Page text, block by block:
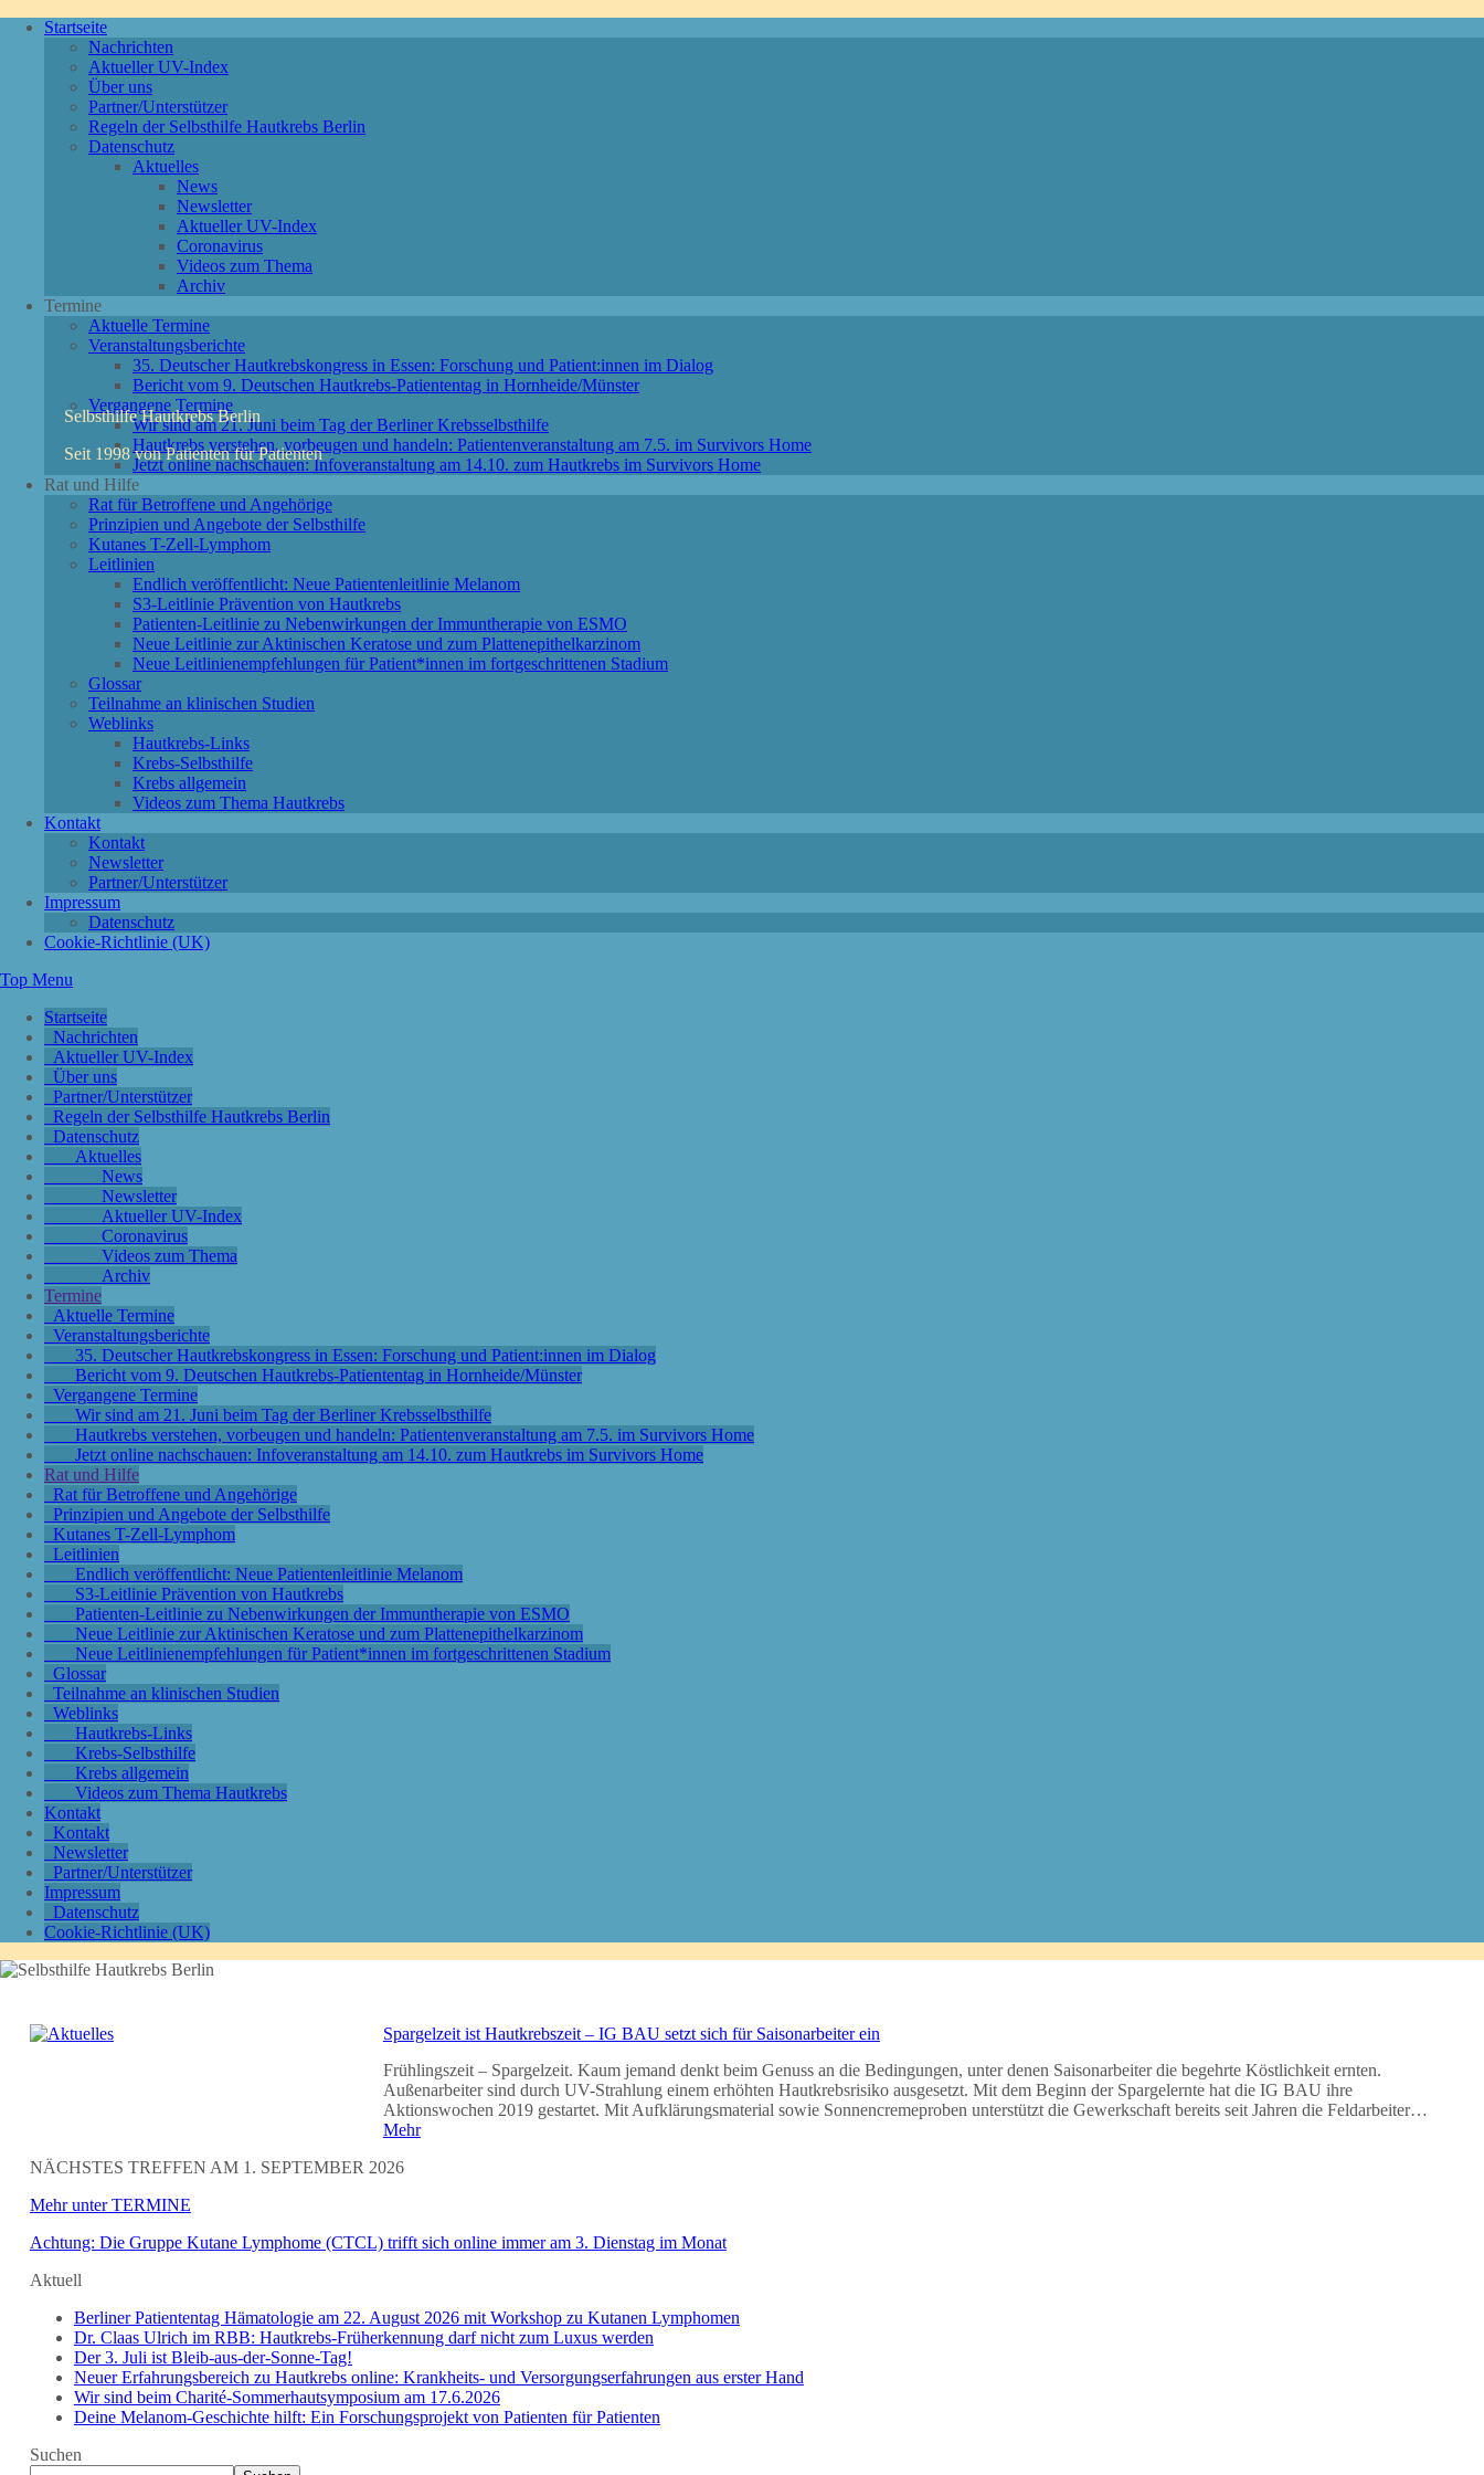
Startseite
Nachrichten
Aktueller UV-Index
Über uns
Partner/Unterstützer
Regeln der Selbsthilfe Hautkrebs Berlin
Datenschutz
Aktuelles
News
Newsletter
Aktueller UV-Index
Coronavirus
Videos zum Thema
Archiv
Termine
Aktuelle Termine
Veranstaltungsberichte
35. Deutscher Hautkrebskongress in Essen: Forschung und Patient:innen im Dialog
Bericht vom 9. Deutschen Hautkrebs-Patiententag in Hornheide/Münster
Vergangene Termine
Wir sind am 21. Juni beim Tag der Berliner Krebsselbsthilfe
Hautkrebs verstehen, vorbeugen und handeln: Patientenveranstaltung am 7.5. im Survivors Home
Jetzt online nachschauen: Infoveranstaltung am 14.10. zum Hautkrebs im Survivors Home
Rat und Hilfe
Rat für Betroffene und Angehörige
Prinzipien und Angebote der Selbsthilfe
Kutanes T-Zell-Lymphom
Leitlinien
Endlich veröffentlicht: Neue Patientenleitlinie Melanom
S3-Leitlinie Prävention von Hautkrebs
Patienten-Leitlinie zu Nebenwirkungen der Immuntherapie von ESMO
Neue Leitlinie zur Aktinischen Keratose und zum Plattenepithelkarzinom
Neue Leitlinienempfehlungen für Patient*innen im fortgeschrittenen Stadium
Glossar
Teilnahme an klinischen Studien
Weblinks
Hautkrebs-Links
Krebs-Selbsthilfe
Krebs allgemein
Videos zum Thema Hautkrebs
Kontakt
Kontakt
Newsletter
Partner/Unterstützer
Impressum
Datenschutz
Cookie-Richtlinie (UK)
Top Menu
Startseite
Nachrichten
Aktueller UV-Index
Über uns
Partner/Unterstützer
Regeln der Selbsthilfe Hautkrebs Berlin
Datenschutz
Aktuelles
News
Newsletter
Aktueller UV-Index
Coronavirus
Videos zum Thema
Archiv
Termine
Aktuelle Termine
Veranstaltungsberichte
35. Deutscher Hautkrebskongress in Essen: Forschung und Patient:innen im Dialog
Bericht vom 9. Deutschen Hautkrebs-Patiententag in Hornheide/Münster
Vergangene Termine
Wir sind am 21. Juni beim Tag der Berliner Krebsselbsthilfe
Hautkrebs verstehen, vorbeugen und handeln: Patientenveranstaltung am 7.5. im Survivors Home
Jetzt online nachschauen: Infoveranstaltung am 14.10. zum Hautkrebs im Survivors Home
Rat und Hilfe
Rat für Betroffene und Angehörige
Prinzipien und Angebote der Selbsthilfe
Kutanes T-Zell-Lymphom
Leitlinien
Endlich veröffentlicht: Neue Patientenleitlinie Melanom
S3-Leitlinie Prävention von Hautkrebs
Patienten-Leitlinie zu Nebenwirkungen der Immuntherapie von ESMO
Neue Leitlinie zur Aktinischen Keratose und zum Plattenepithelkarzinom
Neue Leitlinienempfehlungen für Patient*innen im fortgeschrittenen Stadium
Glossar
Teilnahme an klinischen Studien
Weblinks
Hautkrebs-Links
Krebs-Selbsthilfe
Krebs allgemein
Videos zum Thema Hautkrebs
Kontakt
Kontakt
Newsletter
Partner/Unterstützer
Impressum
Datenschutz
Cookie-Richtlinie (UK)
Selbsthilfe Hautkrebs Berlin
Seit 1998 von Patienten für Patienten
Spargelzeit ist Hautkrebszeit – IG BAU setzt sich für Saisonarbeiter ein
Frühlingszeit – Spargelzeit. Kaum jemand denkt beim Genuss an die Bedingungen, unter denen Saisonarbeiter die begehrte Köstlichkeit ernten.
Außenarbeiter sind durch UV-Strahlung einem erhöhten Hautkrebsrisiko ausgesetzt. Mit dem Beginn der Spargelernte hat die IG BAU ihre
Aktionswochen 2019 gestartet. Mit Aufklärungsmaterial sowie Sonnencremeproben unterstützt die Gewerkschaft bereits seit Jahren die Feldarbeiter…
Mehr
NÄCHSTES TREFFEN AM 1. SEPTEMBER 2026
Mehr unter TERMINE
Achtung: Die Gruppe Kutane Lymphome (CTCL) trifft sich online immer am 3. Dienstag im Monat
Aktuell
Berliner Patiententag Hämatologie am 22. August 2026 mit Workshop zu Kutanen Lymphomen
Dr. Claas Ulrich im RBB: Hautkrebs-Früherkennung darf nicht zum Luxus werden
Der 3. Juli ist Bleib-aus-der-Sonne-Tag!
Neuer Erfahrungsbereich zu Hautkrebs online: Krankheits- und Versorgungserfahrungen aus erster Hand
Wir sind beim Charité-Sommerhautsymposium am 17.6.2026
Deine Melanom-Geschichte hilft: Ein Forschungsprojekt von Patienten für Patienten
Suchen